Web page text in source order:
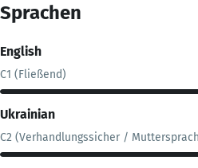
Sprachen
English
C1 (Fließend)
Ukrainian
C2 (Verhandlungssicher /